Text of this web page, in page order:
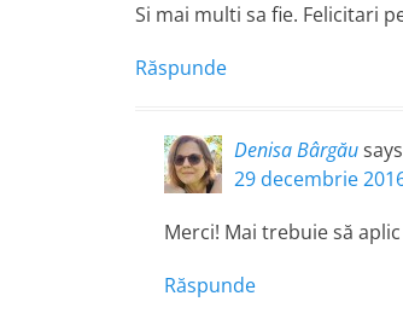
Si mai multi sa fie. Felicitari
Răspunde
Denisa Bârgău
29 decembrie
Merci! Mai trebuie să
Răspunde